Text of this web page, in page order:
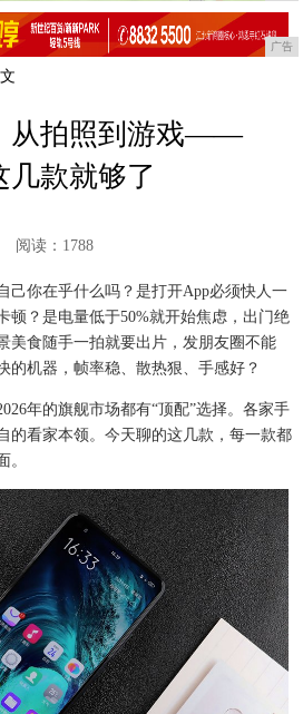
广告
从拍照到游戏——
几款就够了
阅读：1788
己你在乎什么吗？是打开App必须快人一
顿？是电量低于50%就开始焦虑，出门绝
美食随手一拍就要出片，发朋友圈不能
的机器，帧率稳、散热狠、手感好？
年的旗舰市场都有“顶配”选择。各家手
的看家本领。今天聊的这几款，每一款都
。